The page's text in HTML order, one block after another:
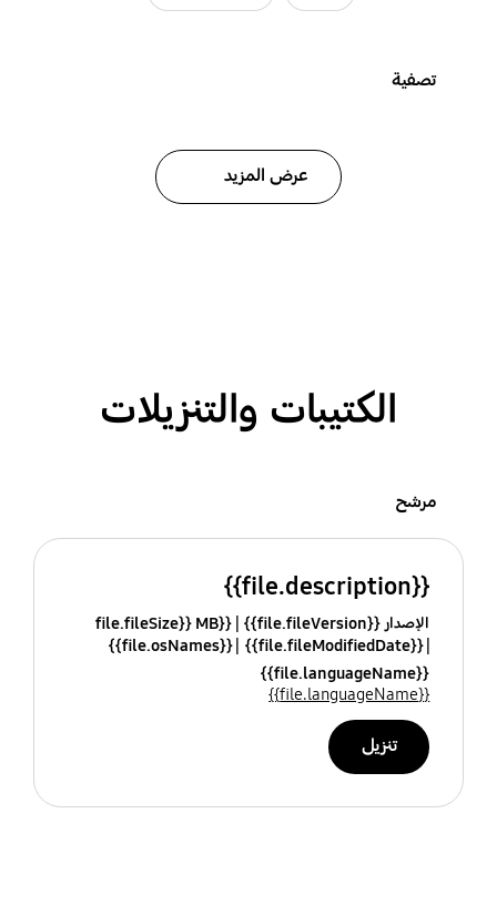
تصفية
عرض المزيد
الكتيبات والتنزيلات
مرشح
{{file.description}}
الإصدار {{file.fileVersion}}
{{file.fileSize}} MB
{{file.fileModifiedDate}}
{{file.osNames}}
{{file.languageName}}
{{file.languageName}}
تنزيل